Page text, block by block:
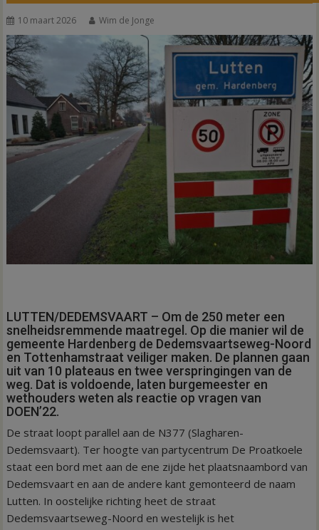
10 maart 2026 Wim de Jonge
LUTTEN/DEDEMSVAART – Om de 250 meter een
snelheidsremmende maatregel. Op die manier wil de
gemeente Hardenberg de Dedemsvaartseweg-Noord
en Tottenhamstraat veiliger maken. De plannen gaan
uit van 10 plateaus en twee verspringingen van de
weg. Dat is voldoende, laten burgemeester en
wethouders weten als reactie op vragen van
DOEN’22.
De straat loopt parallel aan de N377 (Slagharen-
Dedemsvaart). Ter hoogte van partycentrum De Proatkoele
staat een bord met aan de ene zijde het plaatsnaambord van
Dedemsvaart en aan de andere kant gemonteerd de naam
Lutten. In oostelijke richting heet de straat
Dedemsvaartseweg-Noord en westelijk is het